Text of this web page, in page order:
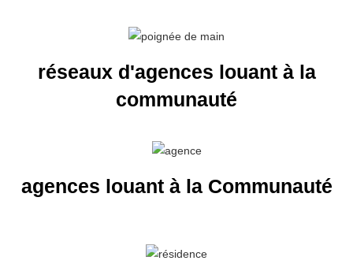
réseaux d'agences louant à la
communauté
agences louant à la Communauté